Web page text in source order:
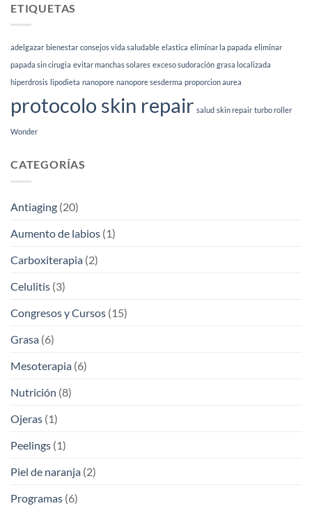
Esthetia
tipo
de
(2026)
ETIQUETAS
adelgazar bienestar consejos vida saludable elastica eliminar la papada eliminar
papada sin cirugia evitar manchas solares exceso sudoración grasa localizada
hiperdrosis lipodieta nanopore nanopore sesderma proporcion aurea
protocolo skin repair salud skin repair turbo roller
Wonder
CATEGORÍAS
Antiaging (20)
Aumento de labios (1)
Carboxiterapia (2)
Celulitis (3)
Congresos y Cursos (15)
Grasa (6)
Mesoterapia (6)
Nutrición (8)
Ojeras (1)
Peelings (1)
Piel de naranja (2)
Programas (6)